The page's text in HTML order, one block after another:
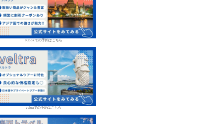
Klookでの予約はこちら
veltraでの予約はこちら